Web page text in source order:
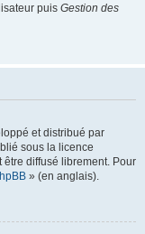
puis Gestion des
et distribué par
sous la licence
diffusé librement. Pour
» (en anglais).